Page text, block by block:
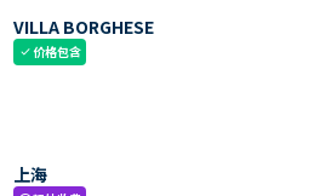
VILLA BORGHESE
check价格包含
上海